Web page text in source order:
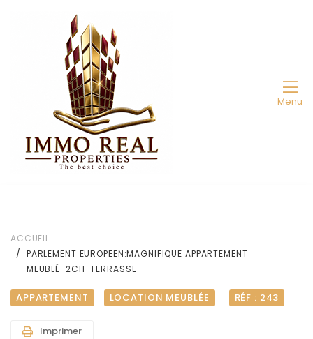
Menu
ACCUEIL
PARLEMENT EUROPEEN:MAGNIFIQUE APPARTEMENT
MEUBLÉ-2CH-TERRASSE
APPARTEMENT LOCATION MEUBLÉE RÉF : 243
Imprimer